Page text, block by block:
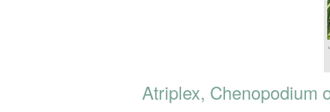
Atriplex, Chenopodium